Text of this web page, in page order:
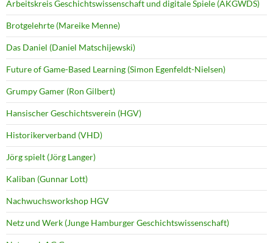
Arbeitskreis Geschichtswissenschaft und digitale Spiele (AKGWDS)
Brotgelehrte (Mareike Menne)
Das Daniel (Daniel Matschijewski)
Future of Game-Based Learning (Simon Egenfeldt-Nielsen)
Grumpy Gamer (Ron Gilbert)
Hansischer Geschichtsverein (HGV)
Historikerverband (VHD)
Jörg spielt (Jörg Langer)
Kaliban (Gunnar Lott)
Nachwuchsworkshop HGV
Netz und Werk (Junge Hamburger Geschichtswissenschaft)